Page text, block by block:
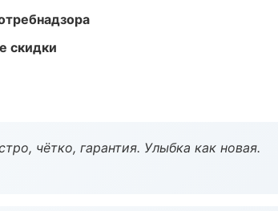
скидки
чётко, гарантия. Улыбка как новая.